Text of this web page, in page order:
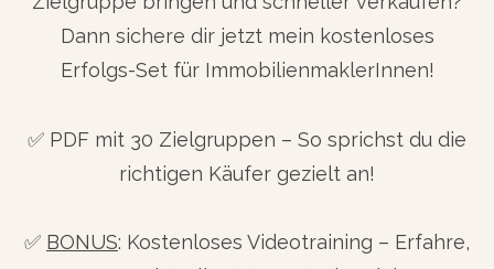
Dann sichere dir jetzt mein kostenloses
Erfolgs-Set für ImmobilienmaklerInnen!
✅ PDF mit 30 Zielgruppen – So sprichst du die
richtigen Käufer gezielt an!
✅ BONUS: Kostenloses Videotraining – Erfahre,